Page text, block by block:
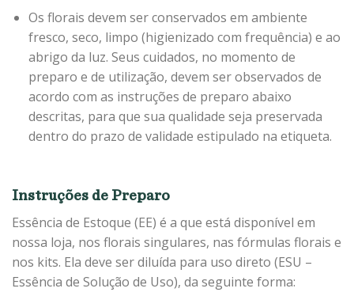
Os florais devem ser conservados em ambiente
fresco, seco, limpo (higienizado com frequência) e ao
abrigo da luz. Seus cuidados, no momento de
preparo e de utilização, devem ser observados de
acordo com as instruções de preparo abaixo
descritas, para que sua qualidade seja preservada
dentro do prazo de validade estipulado na etiqueta.
Instruções de Preparo
Essência de Estoque (EE) é a que está disponível em
nossa loja, nos florais singulares, nas fórmulas florais e
nos kits. Ela deve ser diluída para uso direto (ESU –
Essência de Solução de Uso), da seguinte forma: